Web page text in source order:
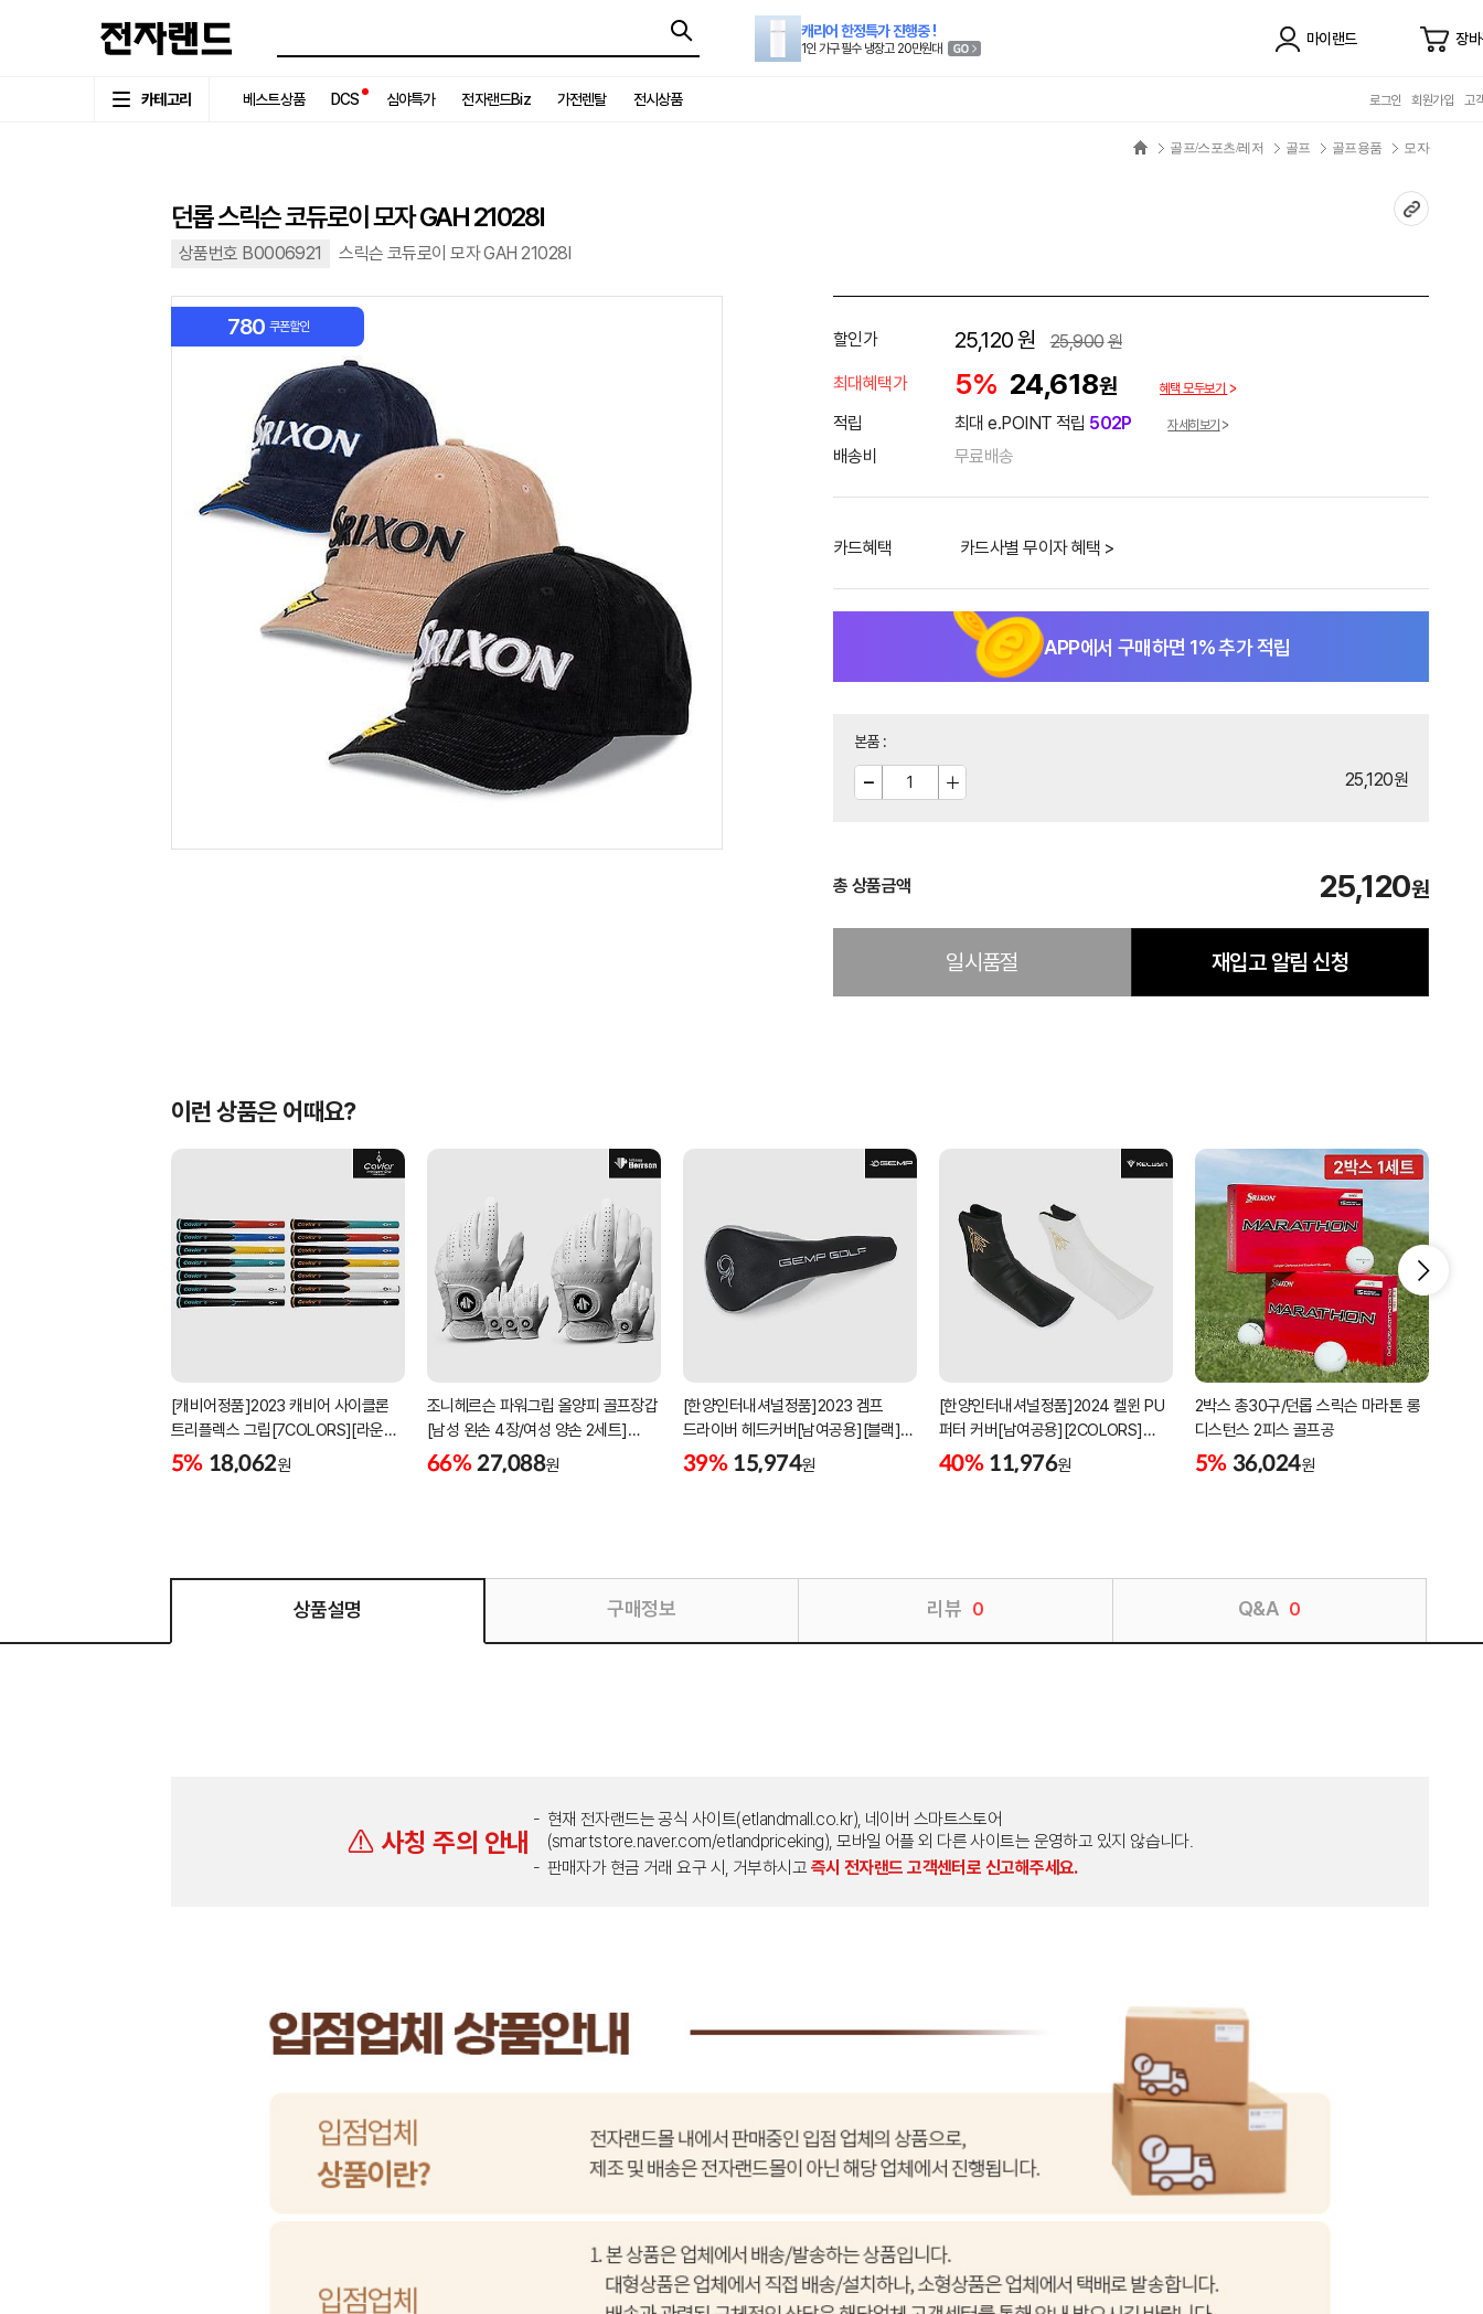
캐리어 한정특가 진행중 !
1인 가구 필수 냉장고 20만원대
마이랜드 장
카테고리 베스트상품 DCS 심야특가 전자랜드Biz 가전렌탈 전시상품 로그인 회원가입 고
골프/스포츠/레저 골프 골프용품 모자
던롭 스릭슨 코듀로이 모자 GAH 21028I
상품번호 B0006921 스릭슨 코듀로이 모자 GAH 21028I
780 쿠폰할인
할인가 25,120원 25,900원
최대혜택가
5% 24,618원 혜택 모두보기
적립 최대 e.POINT 적립 502P 자세히보기
배송비 무료배송
카드혜택 카드사별 무이자 혜택 >
APP에서 구매하면 1% 추가 적립
본품:
25,120원
총 상품금액 25,120원
일시품절 재입고 알림 신청
이런 상품은 어때요?
[캐비어정품]2023 캐비어 사이클론
트리플렉스 그립[7COLORS][라운드]
[39g/42g/46g/50g][R/S 토크]
5% 18,062원
조니헤르슨 파워그립 올양피 골프장갑
[남성 왼손 4장/여성 양손 2세트]
[화이트][케이스포함]
66% 27,088원
[한양인터내셔널정품]2023 겜프
드라이버 헤드커버[남여공용][블랙]
[HD-302]
39% 15,974원
[한양인터내셔널정품]2024 켈윈 PU
퍼터 커버[남여공용][2COLORS]
[KW-PC320]
40% 11,976원
2박스 총30구/던롭 스릭슨 마라톤 롱
디스턴스 2피스 골프공
5% 36,024원
상품설명 구매정보 리뷰 0 Q&A 0
사칭 주의 안내
현재 전자랜드는 공식 사이트(etlandmall.co.kr), 네이버 스마트스토어
(smartstore.naver.com/etlandpriceking), 모바일 어플 외 다른 사이트는 운영하고 있지 않습니다.
판매자가 현금 거래 요구 시, 거부하시고 즉시 전자랜드 고객센터로 신고해주세요.